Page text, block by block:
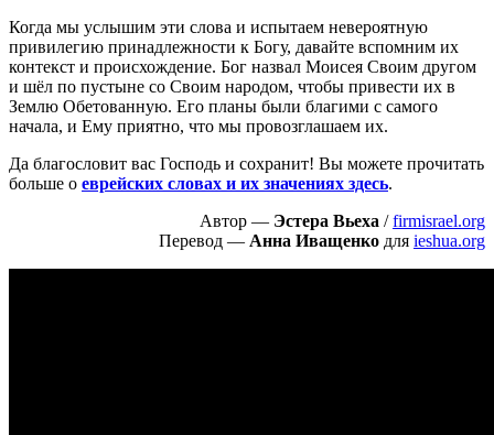
Когда мы услышим эти слова и испытаем невероятную
привилегию принадлежности к Богу, давайте вспомним их
контекст и происхождение. Бог назвал Моисея Своим другом
и шёл по пустыне со Своим народом, чтобы привести их в
Землю Обетованную. Его планы были благими с самого
начала, и Ему приятно, что мы провозглашаем их.
Да благословит вас Господь и сохранит! Вы можете прочитать
больше о еврейских словах и их значениях здесь.
Автор — Эстера Вьеха /firmisrael.org
Перевод — Анна Иващенко для ieshua.org